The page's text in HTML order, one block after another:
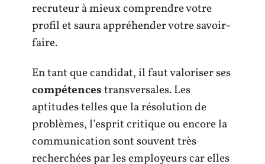
recruteur à mieux comprendre votre
profil et saura appréhender votre savoir-
faire.
En tant que candidat, il faut valoriser ses
compétencestransversales. Les
aptitudes telles que la résolution de
problèmes, l’esprit critique ou encore la
communication sont souvent très
recherchées par les employeurs car elles